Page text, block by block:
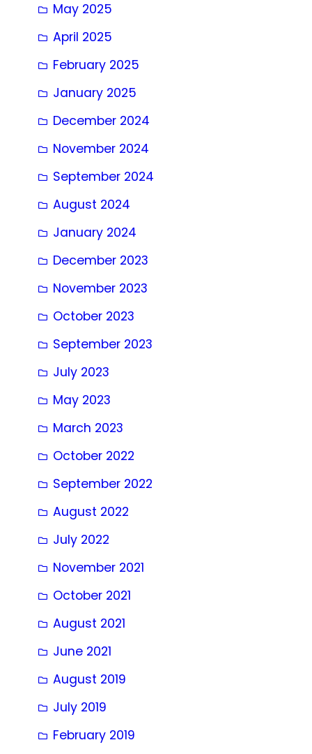
May 2025
April 2025
February 2025
January 2025
December 2024
November 2024
September 2024
August 2024
January 2024
December 2023
November 2023
October 2023
September 2023
July 2023
May 2023
March 2023
October 2022
September 2022
August 2022
July 2022
November 2021
October 2021
August 2021
June 2021
August 2019
July 2019
February 2019